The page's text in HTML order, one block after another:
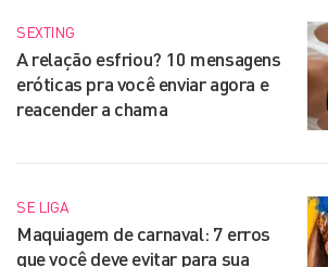
SEXTING
A relação esfriou? 10 mensagens
eróticas pra você enviar agora e
reacender a chama
SE LIGA
Maquiagem de carnaval: 7 erros
que você deve evitar para sua